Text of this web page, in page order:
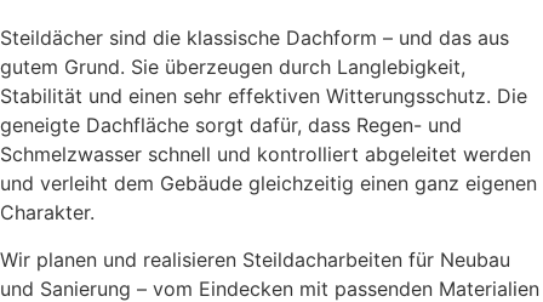
Steildächer sind die klassische Dachform – und das aus
gutem Grund. Sie überzeugen durch Langlebigkeit,
Stabilität und einen sehr effektiven Witterungsschutz. Die
geneigte Dachfläche sorgt dafür, dass Regen- und
Schmelzwasser schnell und kontrolliert abgeleitet werden
und verleiht dem Gebäude gleichzeitig einen ganz eigenen
Charakter.
Wir planen und realisieren Steildacharbeiten für Neubau
und Sanierung – vom Eindecken mit passenden Materialien